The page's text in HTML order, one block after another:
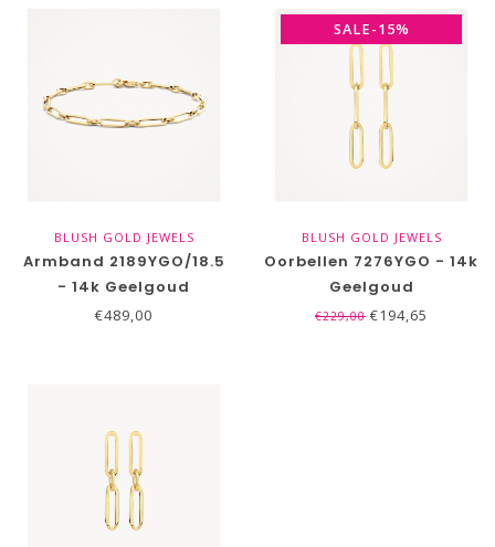
BLUSH GOLD JEWELS
Armband 2189YGO/18.5
- 14k Geelgoud
€489,00
SALE-15%
BLUSH GOLD JEWELS
Oorbellen 7276YGO - 14k
Geelgoud
€229,00 €194,65